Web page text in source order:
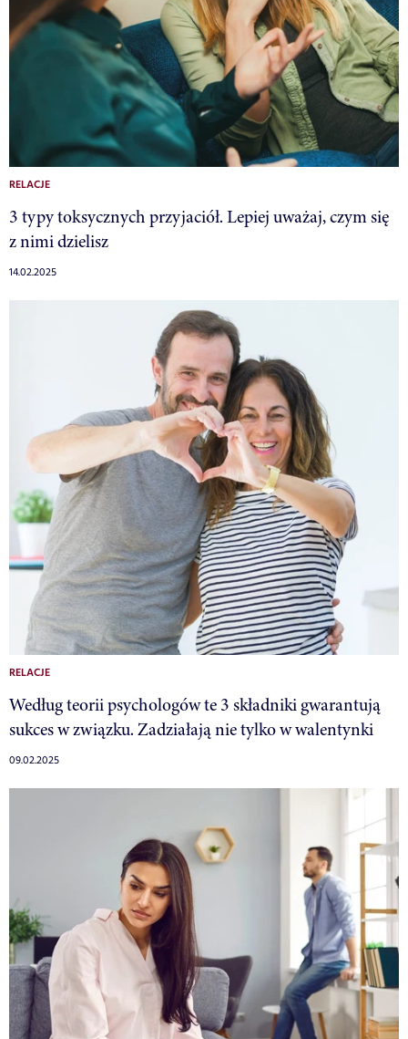
RELACJE
3 typy toksycznych przyjaciół. Lepiej uważaj, czym się
z nimi dzielisz
14.02.2025
RELACJE
Według teorii psychologów te 3 składniki gwarantują
sukces w związku. Zadziałają nie tylko w walentynki
09.02.2025